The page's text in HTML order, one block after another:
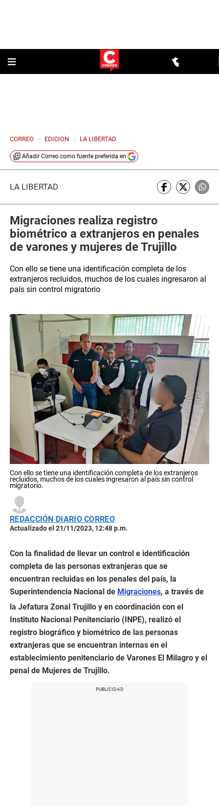
CORREO > EDICION > LA LIBERTAD
Añadir Correo como fuente preferida en
LA LIBERTAD
Migraciones realiza registro
biométrico a extranjeros en penales
de varones y mujeres de Trujillo
Con ello se tiene una identificación completa de los
extranjeros recluidos, muchos de los cuales ingresaron al
país sin control migratorio
Con ello se tiene una identificación completa de los extranjeros
recluidos, muchos de los cuales ingresaron al país sin control
migratorio.
REDACCIÓN DIARIO CORREO
Actualizado el 21/11/2023, 12:48 p.m.
Con la finalidad de llevar un control e identificación
completa de las personas extranjeras que se
encuentran recluidas en los penales del país, la
Superintendencia Nacional de Migraciones, a través de
la Jefatura Zonal Trujillo y en coordinación con el
Instituto Nacional Penitenciario (INPE), realizó el
registro biográfico y biométrico de las personas
extranjeras que se encuentran internas en el
establecimiento penitenciario de Varones El Milagro y el
penal de Mujeres de Trujillo.